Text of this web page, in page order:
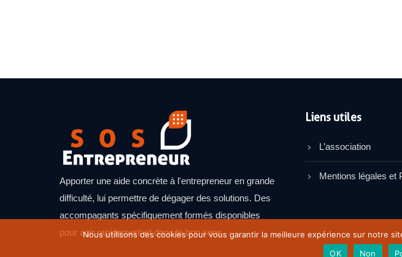
Apporter une aide concrète à l'entrepreneur en grande
difficulté, lui permettre de dégager des solutions. Des
accompagants spécifiquement formés disponibles
pour agir rapidement et dans le bon sens.
Liens utiles
L’association
Mentions légales et
Nous utilisons des cookies pour vous garantir la meilleure expérience sur notre
OK
Non